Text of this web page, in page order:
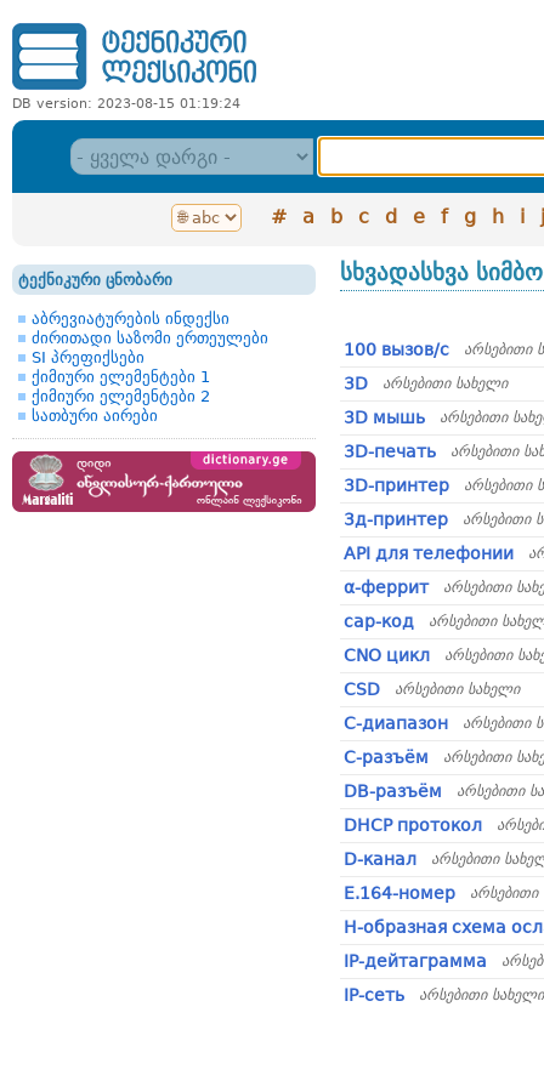
DB version: 2023-08-15 01:19:24
# a b c d e f g h i j
ტექნიკური ცნობარი
აბრევიატურების ინდექსი
ძირითადი საზომი ერთეულები
SI პრეფიქსები
ქიმიური ელემენტები 1
ქიმიური ელემენტები 2
სათბური აირები
სხვადასხვა
100 вызов/с არსებითი
3D არსებითი სახელი
3D мышь არსებითი
3D-печать არსებითი
3D-принтер არსებითი
3д-принтер არსებითი
API для телефонии
α-феррит არსებითი
cap-код არსებითი
CNO цикл არსებითი
CSD არსებითი სახელი
C-диапазон არსებითი
C-разъём არსებითი
DB-разъём არსებითი
DHCP протокол
D-канал არსებითი
E.164-номер არსებითი
H-образная схема
IP-дейтаграмма
IP-сеть არსებითი სახელი